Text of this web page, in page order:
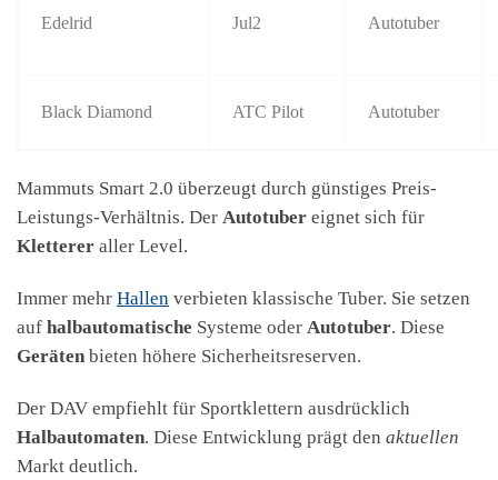
Edelrid Jul2 Autotuber
Black Diamond ATC Pilot Autotuber
Mammuts Smart 2.0 überzeugt durch günstiges Preis-
Leistungs-Verhältnis. Der Autotuber eignet sich für
Kletterer aller Level.
Immer mehr Hallen verbieten klassische Tuber. Sie setzen
auf halbautomatische Systeme oder Autotuber. Diese
Geräten bieten höhere Sicherheitsreserven.
Der DAV empfiehlt für Sportklettern ausdrücklich
Halbautomaten. Diese Entwicklung prägt den aktuellen
Markt deutlich.